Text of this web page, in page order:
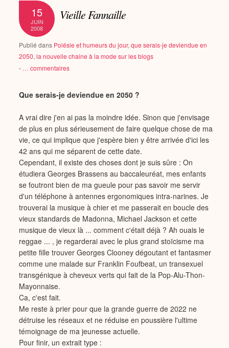
15
JUIN
2008
Vieille Fannaille
Publié dans Polésie et humeurs du jour,que serais-je deviendue en
2050,la nouvelle chaine à la mode sur les blogs
- … commentaires
Que serais-je deviendue en 2050 ?
A vrai dire j'en ai pas la moindre idée. Sinon que j'envisage
de plus en plus sérieusement de faire quelque chose de ma
vie, ce qui implique que j'espère bien y être arrivée d'ici les
42 ans qui me séparent de cette date.
Cependant, il existe des choses dont je suis sûre : On
étudiera Georges Brassens au baccaleuréat, mes enfants
se foutront bien de ma gueule pour pas savoir me servir
d'un téléphone à antennes ergonomiques intra-narines. Je
trouverai la musique à chier et me passerait en boucle des
vieux standards de Madonna, Michael Jackson et cette
musique de vieux là ... comment c'était déjà ? Ah ouais le
reggae ... , je regarderai avec le plus grand stoïcisme ma
petite fille trouver Georges Clooney dégoutant et fantasmer
comme une malade sur Franklin Foufbeat, un transexuel
transgénique à cheveux verts qui fait de la Pop-Alu-Thon-
Mayonnaise.
Ca, c'est fait.
Me reste à prier pour que la grande guerre de 2022 ne
détruise les réseaux et ne réduise en poussière l'ultime
témoignage de ma jeunesse actuelle.
Pour finir, un extrait type :